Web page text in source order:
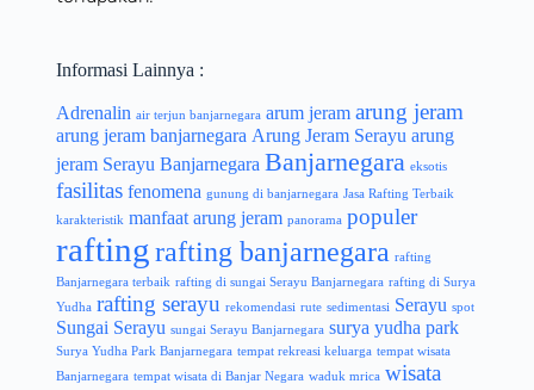
Informasi Lainnya :
Adrenalin air terjun banjarnegara arum jeram arung jeram
arung jeram banjarnegara Arung Jeram Serayu arung
jeram Serayu Banjarnegara Banjarnegara eksotis
fasilitas fenomena gunung di banjarnegara Jasa Rafting Terbaik
karakteristik manfaat arung jeram panorama populer
raftingrafting banjarnegara rafting
Banjarnegara terbaik rafting di sungai Serayu Banjarnegara rafting di Surya
Yudha rafting serayu rekomendasi rute sedimentasi Serayu spot
Sungai Serayu sungai Serayu Banjarnegara surya yudha park
Surya Yudha Park Banjarnegara tempat rekreasi keluarga tempat wisata
Banjarnegara tempat wisata di Banjar Negara waduk mrica wisata